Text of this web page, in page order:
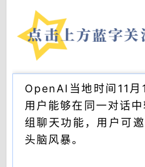
OpenAI当地时间11月
用户能够在同一对话
组聊天功能，用户可
头脑风暴。